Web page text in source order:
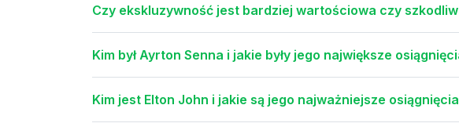
Czy ekskluzywność jest bardziej wartościowa czy
Kim był Ayrton Senna i jakie były jego największe
Kim jest Elton John i jakie są jego najważniejsze